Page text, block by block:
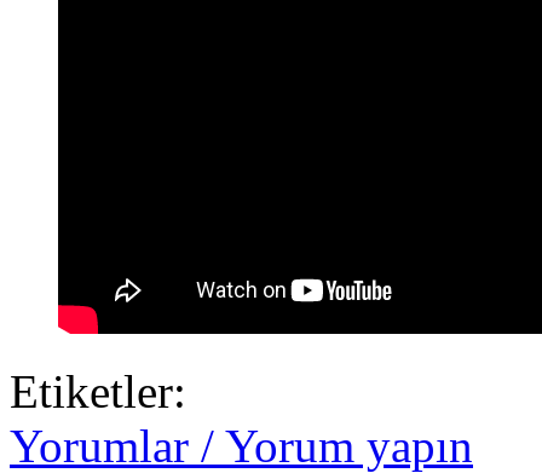
Etiketler:
Yorumlar / Yorum yapın